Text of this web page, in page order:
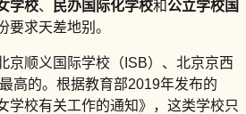
学校、 民办国际化学校和公立学校国
要求天差地别。
京顺义国际学校（ISB）、北京京西
高的。根据教育部2019年发布的
学校有关工作的通知》，这类学校只